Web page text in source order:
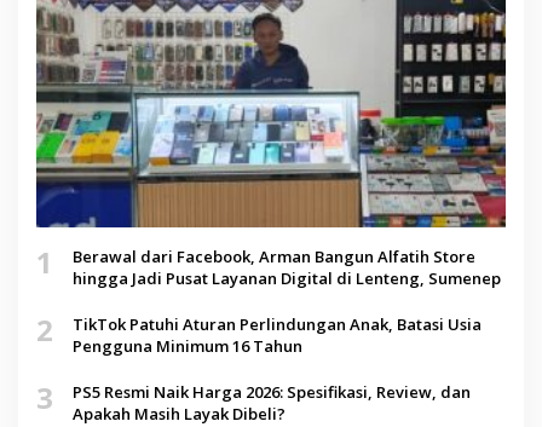
1
Berawal dari Facebook, Arman Bangun Alfatih Store
hingga Jadi Pusat Layanan Digital di Lenteng, Sumenep
2
TikTok Patuhi Aturan Perlindungan Anak, Batasi Usia
Pengguna Minimum 16 Tahun
3
PS5 Resmi Naik Harga 2026: Spesifikasi, Review, dan
Apakah Masih Layak Dibeli?